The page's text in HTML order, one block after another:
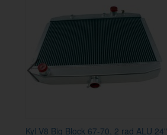
Kyl V8 Big Block 67-70, 2 rad ALU 24"